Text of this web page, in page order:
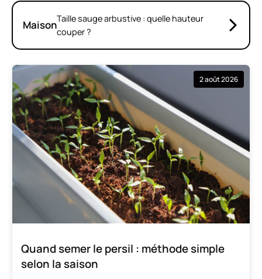
MaisonTaille sauge arbustive : quelle hauteur
couper ?
2 août 2026
Quand semer le persil : méthode simple
selon la saison